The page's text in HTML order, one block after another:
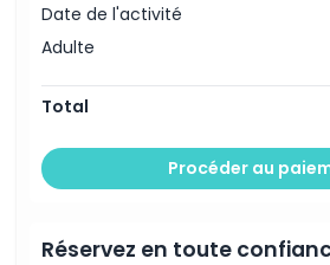
Code vestimentaire
Politique d'annulation
Date de l'activité
Adulte
Total
Procéder au
Réservez en toute